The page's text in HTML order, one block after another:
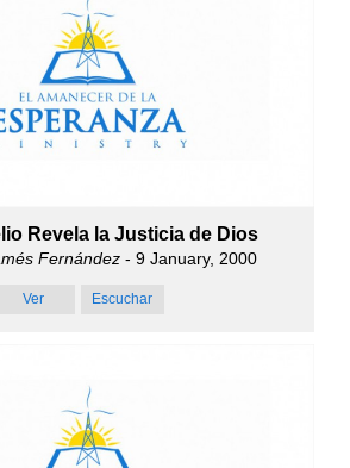
Revela la Justicia de Dios
Fernández - 9 January, 2000
Ver Escuchar